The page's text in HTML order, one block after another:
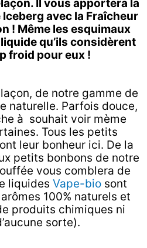
Il vous apportera la
avec la Fraîcheur
! Même les esquimaux
qu’ils considèrent
froid pour eux !
de notre gamme de
naturelle. Parfois douce,
à souhait voir mème
Tous les petits
leur bonheur ici. De la
petits bonbons de notre
vous comblera de
liquides Vape-bio sont
100% naturels et
produits chimiques ni
sorte).